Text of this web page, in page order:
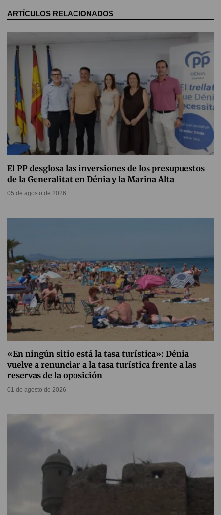
ARTÍCULOS RELACIONADOS
El PP desglosa las inversiones de los presupuestos
de la Generalitat en Dénia y la Marina Alta
05 de agosto de 2026
«En ningún sitio está la tasa turística»: Dénia
vuelve a renunciar a la tasa turística frente a las
reservas de la oposición
01 de agosto de 2026